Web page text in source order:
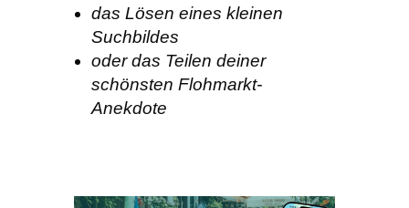
das Lösen eines kleinen
Suchbildes
oder das Teilen deiner
schönsten Flohmarkt-
Anekdote